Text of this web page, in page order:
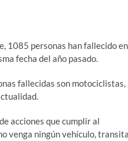
1085 personas han fallecido en
fecha del año pasado.
fallecidas son motociclistas,
acciones que cumplir al
venga ningún vehículo,